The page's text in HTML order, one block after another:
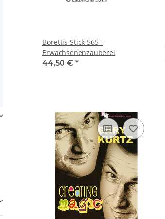
Borettis Stick 565 -
Erwachsenenzauberei
44,50 € *